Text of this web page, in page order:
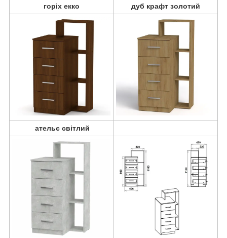
горіх екко дуб крафт золотий
ательє світлий